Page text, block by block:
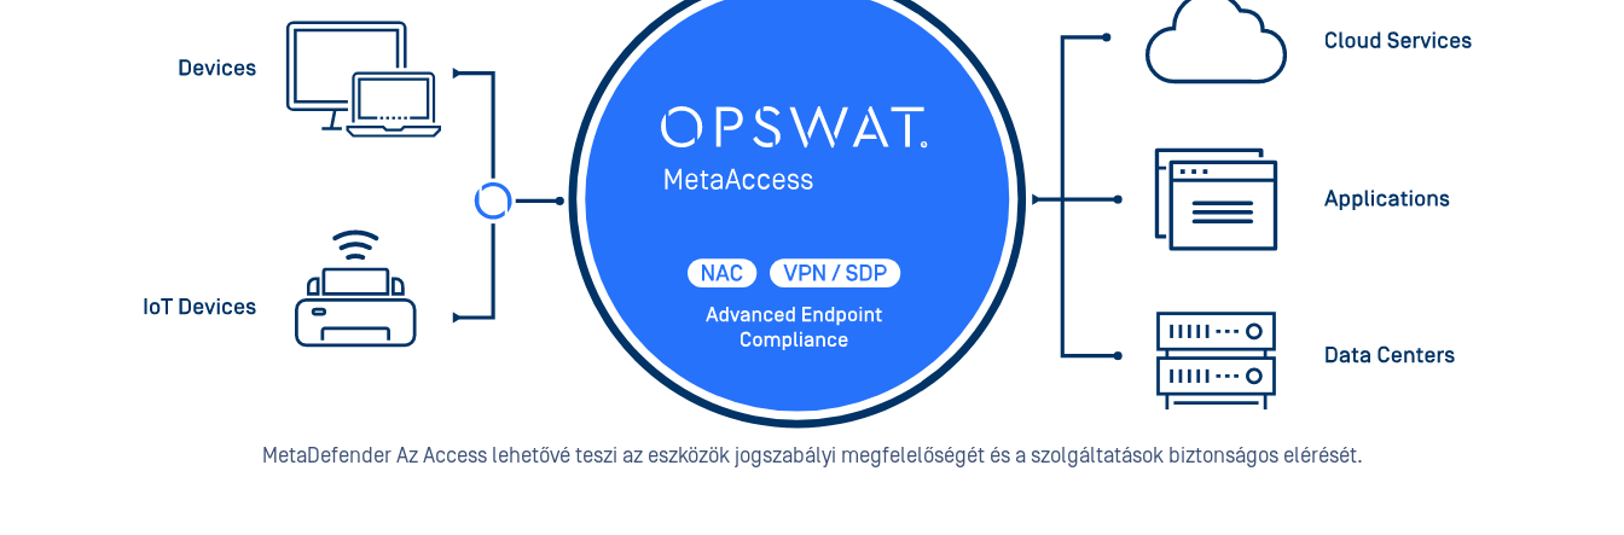
MetaDefender Az Access lehetővé teszi az eszközök jogszabályi megfelelőségét és a szolgáltatások biztonságos elérését.